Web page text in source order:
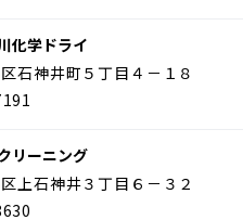
化学ドライ
石神井町５丁目４－１８
リーニング
上石神井３丁目６－３２